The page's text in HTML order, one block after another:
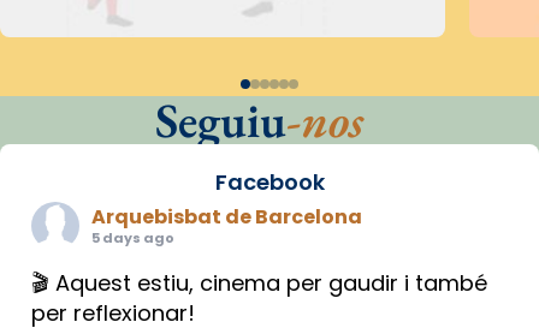
Seguiu-nos
Facebook
Arquebisbat de Barcelona
5 days ago
🎬 Aquest estiu, cinema per gaudir i també
per reflexionar!